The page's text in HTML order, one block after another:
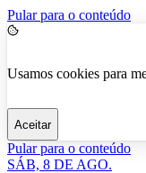
Pular para o conteúdo
Usamos cookies para
Aceitar
Pular para o conteúdo
SÁB, 8 DE AGO.